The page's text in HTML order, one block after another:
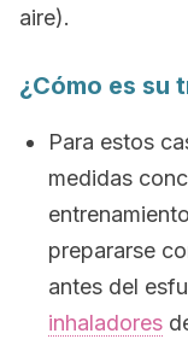
aire).
¿Cómo es su
Para estos
medidas
prepararse
antes del
inhaladores